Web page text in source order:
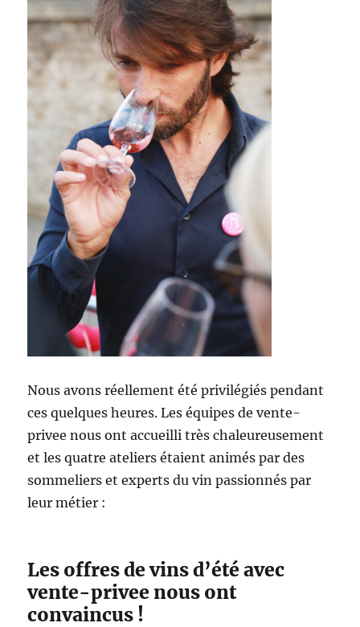
Nous avons réellement été privilégiés pendant
ces quelques heures. Les équipes de vente-
privee nous ont accueilli très chaleureusement
et les quatre ateliers étaient animés par des
sommeliers et experts du vin passionnés par
leur métier :
Les offres de vins d’été avec
vente-privee nous ont
convaincus !